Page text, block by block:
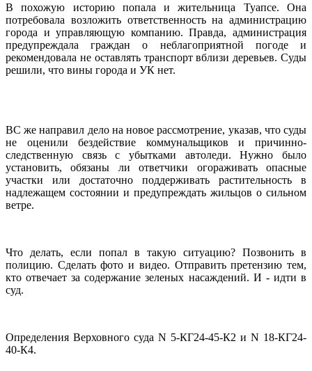
В похожую историю попала и жительница Туапсе. Она
потребовала возложить ответственность на администрацию
города и управляющую компанию. Правда, администрация
предупреждала граждан о неблагоприятной погоде и
рекомендовала не оставлять транспорт вблизи деревьев. Суды
решили, что вины города и УК нет.
ВС же направил дело на новое рассмотрение, указав, что суды
не оценили бездействие коммунальщиков и причинно-
следственную связь с убытками автоледи. Нужно было
установить, обязаны ли ответчики огораживать опасные
участки или достаточно поддерживать растительность в
надлежащем состоянии и предупреждать жильцов о сильном
ветре.
Что делать, если попал в такую ситуацию? Позвонить в
полицию. Сделать фото и видео. Отправить претензию тем,
кто отвечает за содержание зеленых насаждений. И - идти в
суд.
Определения Верховного суда N 5-КГ24-45-К2 и N 18-КГ24-
40-К4.